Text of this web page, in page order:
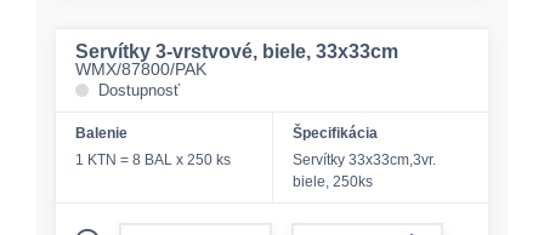
Servítky 3-vrstvové, biele, 33x33cm
WMX/87800/PAK
Dostupnosť
Balenie
1 KTN = 8 BAL x 250 ks
Špecifikácia
Servítky 33x33cm,3vr.
biele, 250ks